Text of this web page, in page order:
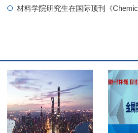
材料学院研究生在国际顶刊《